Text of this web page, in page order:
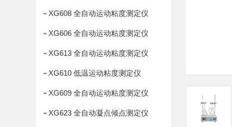
XG608 全自动运动粘度测定仪
XG606 全自动运动粘度测定仪
XG613 全自动运动粘度测定仪
XG610 低温运动粘度测定仪
XG609 全自动运动粘度测定仪
XG623 全自动凝点倾点测定仪